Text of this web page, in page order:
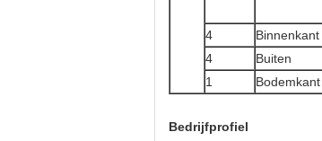
4 Binnenkant
4
Buiten
1
Bodemkant
Bedrijfprofiel